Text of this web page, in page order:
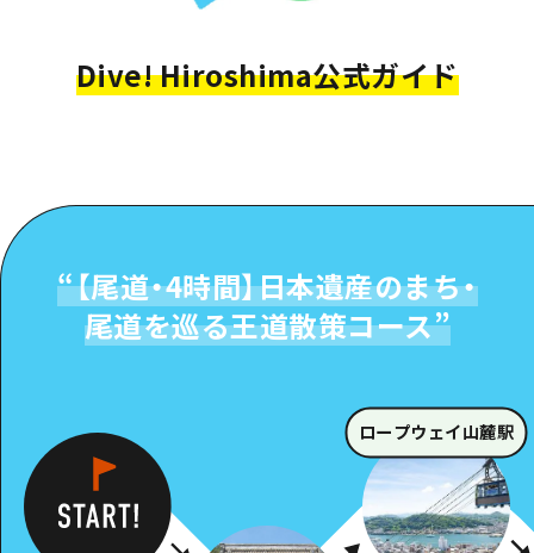
Dive! Hiroshima公式ガイド
“【尾道・4時間】日本遺産のまち・
尾道を巡る王道散策コース”
ロープウェイ山麓駅